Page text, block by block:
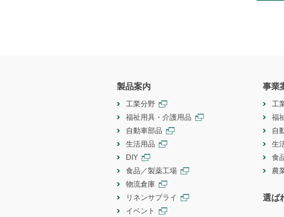
製品案内
工業分野
福祉用具・介護用品
自動車部品
生活用品
DIY
食品／製薬工場
物流倉庫
リネンサプライ
イベント
事業
工
福
自
生
食
農
選ば